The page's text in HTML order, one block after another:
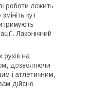
роботи лежить
кут
Лаконічний
рухів на
дозволяючи
і атлетичним,
дійсно